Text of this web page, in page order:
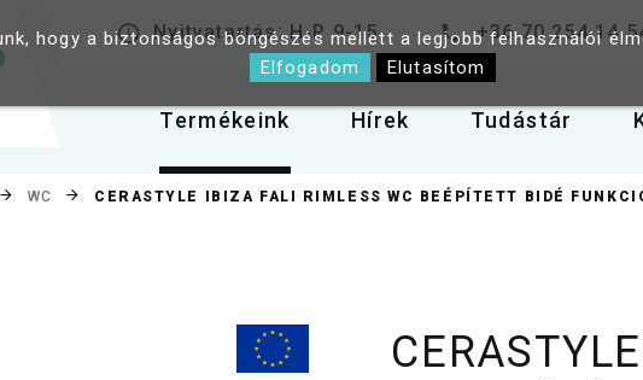
Nyitvatartás: H-P 9-15 +36 70 254 14
Termékeink Hírek Tudástár
WC CERASTYLE IBIZA FALI RIMLESS WC BEÉPÍTETT BIDÉ
hogy a biztonságos böngészés mellett a legjobb felhasználói
Elfogadom
Elutasítom